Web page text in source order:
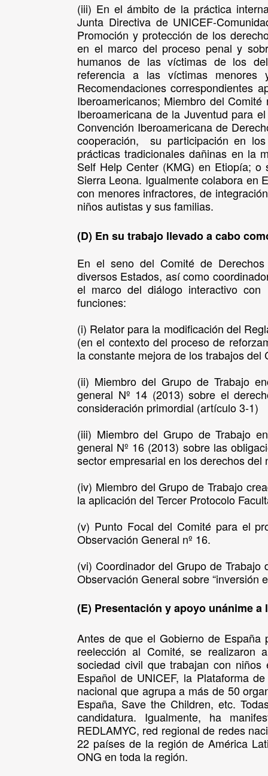
(iii) En el ámbito de la práctica
Junta Directiva de UNICEF-
Promoción y protección de los
en el marco del proceso penal y
humanos de las víctimas de los
referencia a las víctimas
Recomendaciones correspondientes
Iberoamericanos; Miembro del
Iberoamericana de la Juventud para
Convención Iberoamericana de
cooperación, su participación en
prácticas tradicionales dañinas en la
Self Help Center (KMG) en Etiopía; o
Sierra Leona. Igualmente colabora en
con menores infractores, de
niños autistas y sus familias.
(D) En su trabajo llevado a cabo
En el seno del Comité de
diversos Estados, así como
el marco del diálogo interactivo con
funciones:
(i) Relator para la modificación del
(en el contexto del proceso de
la constante mejora de los trabajos del
(ii) Miembro del Grupo de Trabajo
general Nº 14 (2013) sobre el
consideración primordial (artículo 3-1)
(iii) Miembro del Grupo de Trabajo
general Nº 16 (2013) sobre las
sector empresarial en los derechos del
(iv) Miembro del Grupo de Trabajo
la aplicación del Tercer Protocolo
(v) Punto Focal del Comité para el
Observación General nº 16.
(vi) Coordinador del Grupo de
Observación General sobre “inversión
(E) Presentación y apoyo unánime a
Antes de que el Gobierno de
reelección al Comité, se realizaron
sociedad civil que trabajan con
Español de UNICEF, la Plataforma
nacional que agrupa a más de 50
España, Save the Children, etc.
candidatura. Igualmente, ha
REDLAMYC, red regional de redes
22 países de la región de América
ONG en toda la región.